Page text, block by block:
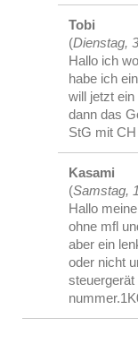
Tobi
(Dienstag,
Hallo ich
habe ich
will jetzt
dann das
StG mit CH
Kasami
(Samstag,
Hallo
ohne mfl
aber ein
oder nicht